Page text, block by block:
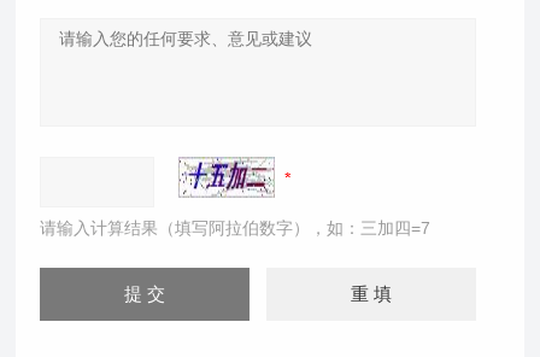
请输入计算结果（填写阿拉伯数字），如：三加四=7